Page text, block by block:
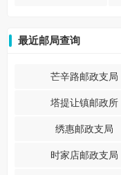
最近邮局查询
芒辛路邮政支局
塔提让镇邮政所
绣惠邮政支局
时家店邮政支局